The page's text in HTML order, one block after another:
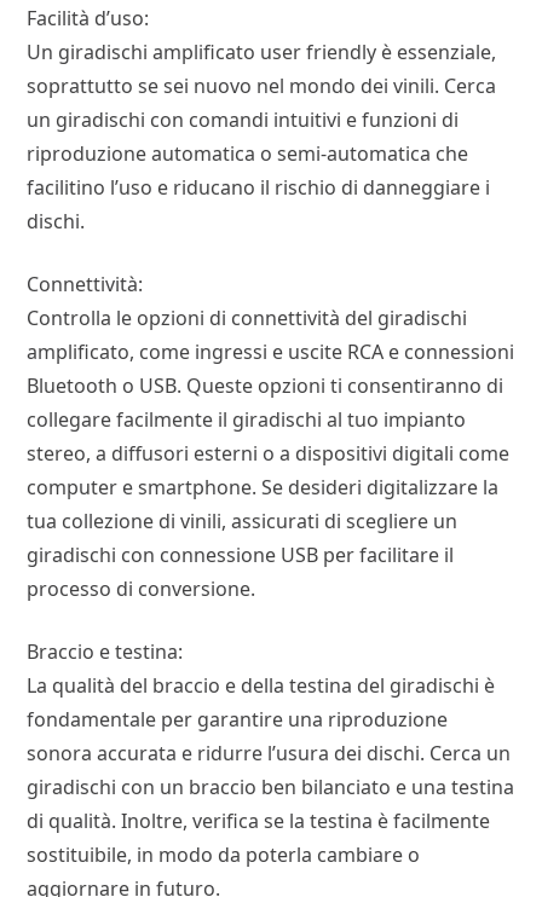
Facilità d’uso:
Un giradischi amplificato user friendly è essenziale,
soprattutto se sei nuovo nel mondo dei vinili. Cerca
un giradischi con comandi intuitivi e funzioni di
riproduzione automatica o semi-automatica che
facilitino l’uso e riducano il rischio di danneggiare i
dischi.
Connettività:
Controlla le opzioni di connettività del giradischi
amplificato, come ingressi e uscite RCA e connessioni
Bluetooth o USB. Queste opzioni ti consentiranno di
collegare facilmente il giradischi al tuo impianto
stereo, a diffusori esterni o a dispositivi digitali come
computer e smartphone. Se desideri digitalizzare la
tua collezione di vinili, assicurati di scegliere un
giradischi con connessione USB per facilitare il
processo di conversione.
Braccio e testina:
La qualità del braccio e della testina del giradischi è
fondamentale per garantire una riproduzione
sonora accurata e ridurre l’usura dei dischi. Cerca un
giradischi con un braccio ben bilanciato e una testina
di qualità. Inoltre, verifica se la testina è facilmente
sostituibile, in modo da poterla cambiare o
aggiornare in futuro.